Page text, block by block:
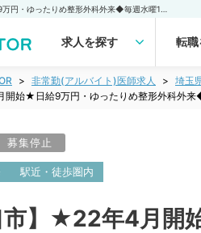
求人を探す 転
非常勤(アルバイト)医師求人 埼玉
開始★日給9万円・ゆったりめ整形外科外来
募集停止
駅近・徒歩圏内
市】★22年4月